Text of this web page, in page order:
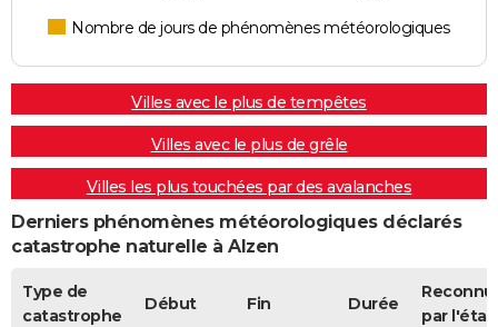
Nombre de jours de phénomènes météorologiques
Villes avec le plus de tempêtes
Villes avec le plus de grêle
Villes les plus touchées par des avalanches
Derniers phénomènes météorologiques déclarés
catastrophe naturelle à Alzen
Type de
catastrophe
Début Fin Durée
par l'état